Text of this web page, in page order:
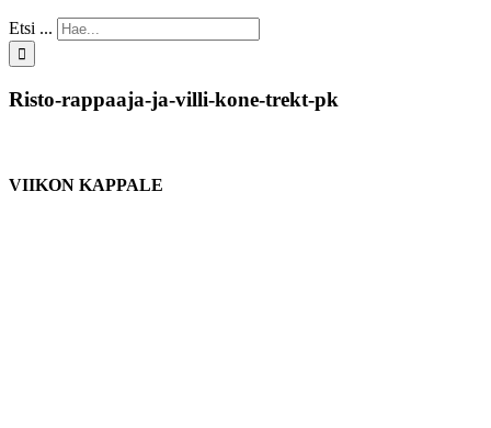
Etsi ...
Risto-rappaaja-ja-villi-kone-trekt-pk
VIIKON KAPPALE